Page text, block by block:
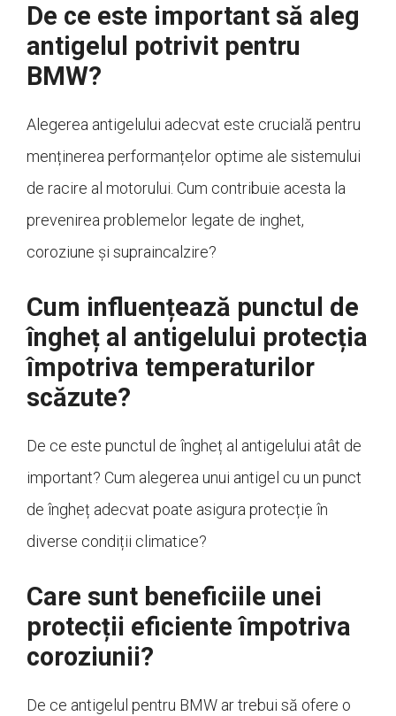
De ce este important să aleg
antigelul potrivit pentru
BMW?
Alegerea antigelului adecvat este crucială pentru
menținerea performanțelor optime ale sistemului
de racire al motorului. Cum contribuie acesta la
prevenirea problemelor legate de inghet,
coroziune și supraincalzire?
Cum influențează punctul de
îngheț al antigelului protecția
împotriva temperaturilor
scăzute?
De ce este punctul de îngheț al antigelului atât de
important? Cum alegerea unui antigel cu un punct
de îngheț adecvat poate asigura protecție în
diverse condiții climatice?
Care sunt beneficiile unei
protecții eficiente împotriva
coroziunii?
De ce antigelul pentru BMW ar trebui să ofere o